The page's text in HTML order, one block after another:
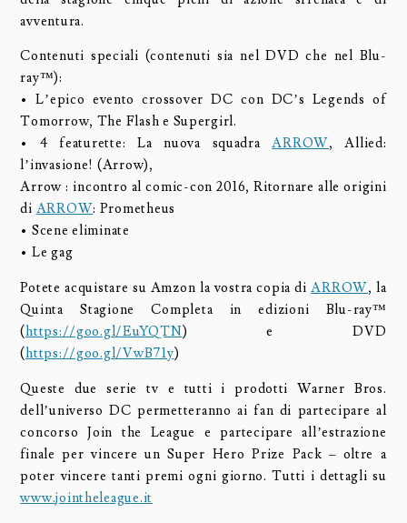
avventura.
Contenuti speciali (contenuti sia nel DVD che nel Blu-
ray™):
• L’epico evento crossover DC con DC’s Legends of
Tomorrow, The Flash e Supergirl.
• 4 featurette: La nuova squadraARROW, Allied:
l’invasione! (Arrow),
Arrow : incontro al comic-con 2016, Ritornare alle origini
di ARROW: Prometheus
• Scene eliminate
• Le gag
Potete acquistare su Amzon la vostra copia diARROW, la
Quinta Stagione Completa in edizioni Blu-ray™
(https://goo.gl/EuYQTN) e DVD
(https://goo.gl/VwB71y)
Queste due serie tv e tutti i prodotti Warner Bros.
dell’universo DC permetteranno ai fan di partecipare al
concorso Join the League e partecipare all’estrazione
finale per vincere un Super Hero Prize Pack – oltre a
poter vincere tanti premi ogni giorno. Tutti i dettagli su
www.jointheleague.it